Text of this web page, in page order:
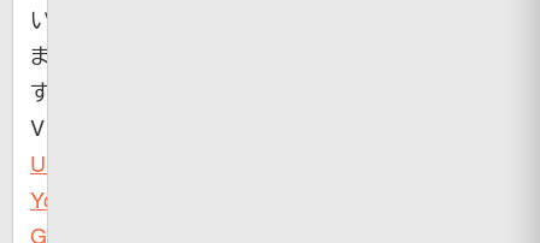
い
ま
す。
Via（
Us
Your
Geeky